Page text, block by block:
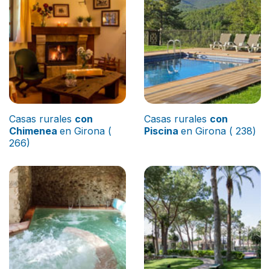
Casas rurales con
Chimenea en Girona (
266)
Casas rurales con
Piscina en Girona ( 238)